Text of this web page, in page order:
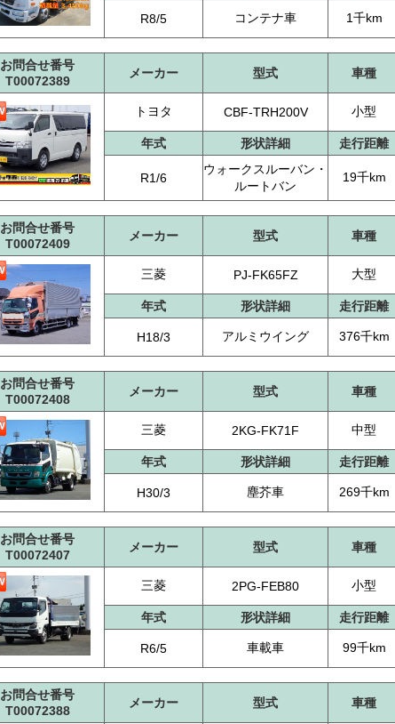
R8/5 コンテナ車 1千km
お問合せ番号
T00072389
メーカー 型式 車種
トヨタ CBF-TRH200V 小型
年式 形状詳細 走行距離
R1/6
ウォークスルーバン・
ルートバン
19千km
お問合せ番号
T00072409
メーカー 型式 車種
三菱 PJ-FK65FZ 大型
年式 形状詳細 走行距離
H18/3 アルミウイング 376千km
お問合せ番号
T00072408
メーカー 型式 車種
三菱 2KG-FK71F 中型
年式 形状詳細 走行距離
H30/3 塵芥車 269千km
お問合せ番号
T00072407
メーカー 型式 車種
三菱 2PG-FEB80 小型
年式 形状詳細 走行距離
R6/5 車載車 99千km
お問合せ番号
T00072388
メーカー 型式 車種